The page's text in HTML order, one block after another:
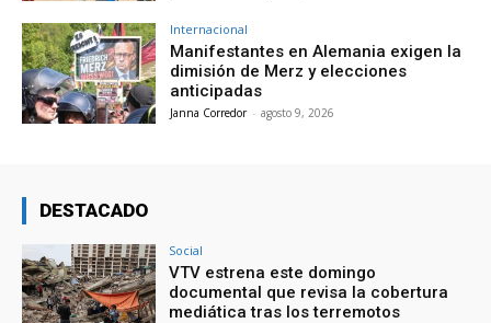
Internacional
Manifestantes en Alemania exigen la
dimisión de Merz y elecciones
anticipadas
Janna Corredor - agosto 9, 2026
DESTACADO
Social
VTV estrena este domingo
documental que revisa la cobertura
mediática tras los terremotos